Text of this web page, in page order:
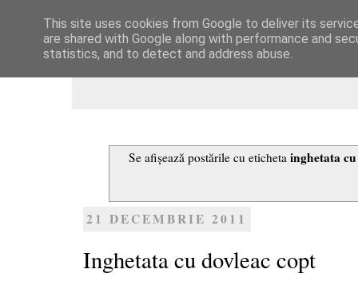
Dulcegarii culinare
Se afișează postările cu eticheta inghetata
21 DECEMBRIE 2011
Inghetata cu dovleac copt
This site uses cookies from Google to deliver its
are shared with Google along with performance and
statistics, and to detect and address abuse.